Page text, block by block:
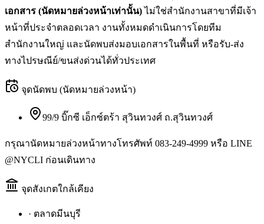
เอกสาร (นัดหมายล่วงหน้าเท่านั้น) ไม่ใช่สำนักงานสาขาที่มีเจ้า
หน้าที่ประจำตลอดเวลา งานทั้งหมดดำเนินการโดยทีม
สำนักงานใหญ่ และนัดพบส่งมอบเอกสารในพื้นที่ หรือรับ-ส่ง
ทางไปรษณีย์/ขนส่งด่วนได้ทั่วประเทศ
จุดนัดพบ (นัดหมายล่วงหน้า)
99/9 บิ๊กซี เอ็กซ์ตร้า สุวินทวงศ์ ถ.สุวินทวงศ์
กรุณานัดหมายล่วงหน้าทางโทรศัพท์ 083-249-4999 หรือ LINE
@NYCLI ก่อนเดินทาง
จุดสังเกตใกล้เคียง
· ตลาดมีนบุรี